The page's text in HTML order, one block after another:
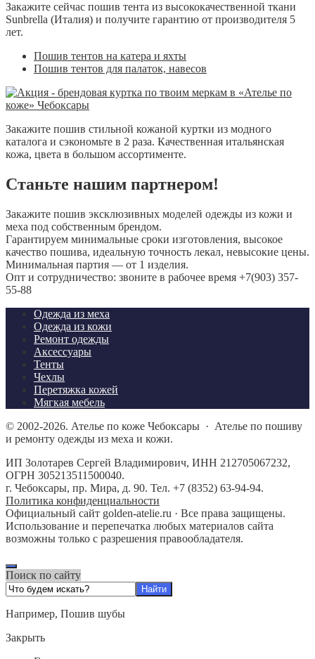
Закажите сейчас пошив тента из высококачественной ткани
Sunbrella (Италия) и получите гарантию от производителя 5
лет.
Пошив тентов на катера и яхты
Пошив тентов для палаток, навесов
Закажите пошив стильной кожаной куртки из модного
каталога и сэкономьте в 2 раза. Качественная итальянская
кожа, цвета в большом ассортименте.
Станьте нашим партнером!
Закажите пошив эксклюзивных моделей одежды из кожи и
меха под собственным брендом.
Гарантируем минимальные сроки изготовления, высокое
качество пошива, идеальную точность лекал, невысокие цены.
Минимальная партия — от 1 изделия.
Опт и сотрудничество: звоните в рабочее время +7(903) 357-
55-88
Одежда из меха
Одежда из кожи
Ремонт одежды
Аксессуары
Тенты
Чехлы
Перетяжка кожей
Мягкая мебель
© 2002-2026. Ателье по коже Чебоксары · Ателье по пошиву
и ремонту одежды из меха и кожи.
ИП Золотарев Сергей Владимирович, ИНН 212705067232,
ОГРН 305213511500040.
г. Чебоксары, пр. Мира, д. 90. Тел. +7 (8352) 63-94-94.
Политика конфиденциальности
Официальный сайт golden-atelie.ru · Все права защищены.
Использование и перепечатка любых материалов сайта
возможны только с разрешения правообладателя.
Поиск по сайту
Например, Пошив шубы
Закрыть